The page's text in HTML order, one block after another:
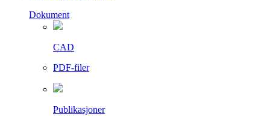
Dokument
CAD
PDF-filer
Publikasjoner